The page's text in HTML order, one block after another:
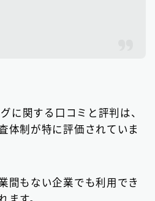
に関する口コミと評判は、
体制が特に評価されていま
間もない企業でも利用でき